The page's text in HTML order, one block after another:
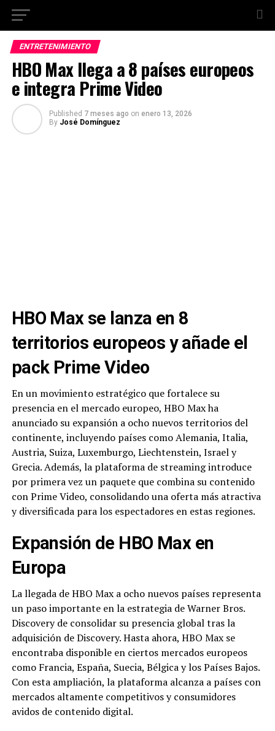
ENTRETENIMIENTO
HBO Max llega a 8 países europeos
e integra Prime Video
Published 7 meses ago on enero 13, 2026
By José Domínguez
HBO Max se lanza en 8
territorios europeos y añade el
pack Prime Video
En un movimiento estratégico que fortalece su
presencia en el mercado europeo, HBO Max ha
anunciado su expansión a ocho nuevos territorios del
continente, incluyendo países como Alemania, Italia,
Austria, Suiza, Luxemburgo, Liechtenstein, Israel y
Grecia. Además, la plataforma de streaming introduce
por primera vez un paquete que combina su contenido
con Prime Video, consolidando una oferta más atractiva
y diversificada para los espectadores en estas regiones.
Expansión de HBO Max en
Europa
La llegada de HBO Max a ocho nuevos países representa
un paso importante en la estrategia de Warner Bros.
Discovery de consolidar su presencia global tras la
adquisición de Discovery. Hasta ahora, HBO Max se
encontraba disponible en ciertos mercados europeos
como Francia, España, Suecia, Bélgica y los Países Bajos.
Con esta ampliación, la plataforma alcanza a países con
mercados altamente competitivos y consumidores
avidos de contenido digital.